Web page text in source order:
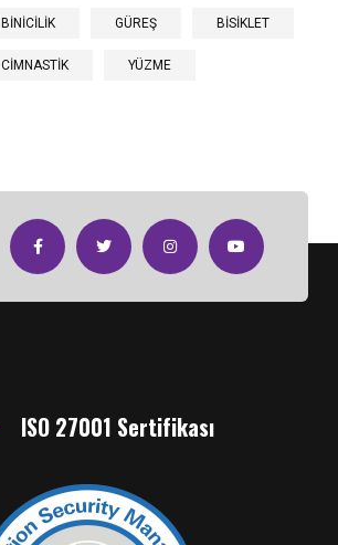
BİNİCİLİK GÜREŞ BİSİKLET
CİMNASTİK YÜZME
ISO 27001 Sertifikası